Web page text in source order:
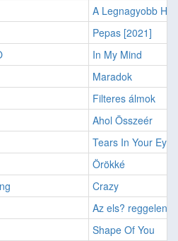
A Legnagyobb H?s
Pepas [2021]
In My Mind
Maradok
Filteres álmok
Ahol Összeér
Tears In Your Eyes
Örökké
Crazy
Az els? reggelen
Shape Of You